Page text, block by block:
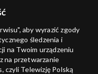
Czytaki
kulinarny
aby wyrazić zgody
śledzenia i
na Twoim urządzeniu
na przetwarzanie
czyli Telewizję Polską